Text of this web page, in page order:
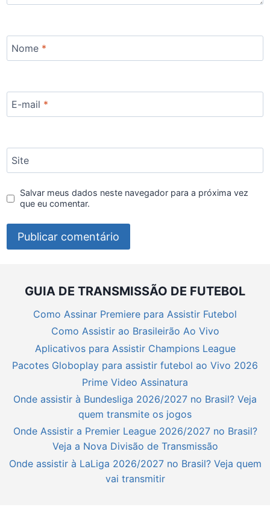
Nome *
E-mail *
Site
Salvar meus dados neste navegador para a próxima vez
que eu comentar.
GUIA DE TRANSMISSÃO DE FUTEBOL
Como Assinar Premiere para Assistir Futebol
Como Assistir ao Brasileirão Ao Vivo
Aplicativos para Assistir Champions League
Pacotes Globoplay para assistir futebol ao Vivo 2026
Prime Video Assinatura
Onde assistir à Bundesliga 2026/2027 no Brasil? Veja
quem transmite os jogos
Onde Assistir a Premier League 2026/2027 no Brasil?
Veja a Nova Divisão de Transmissão
Onde assistir à LaLiga 2026/2027 no Brasil? Veja quem
vai transmitir